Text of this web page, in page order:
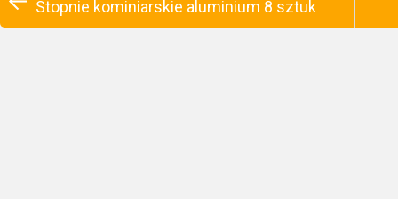
Stopnie kominiarskie aluminium 8 sztuk